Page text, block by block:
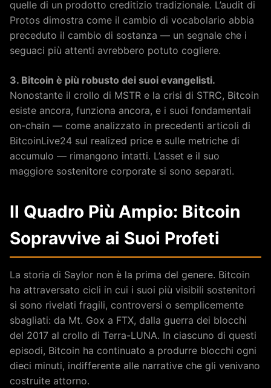
quelle di un prodotto creditizio tradizionale. L’audit di
Protos dimostra come il cambio di vocabolario abbia
preceduto il cambio di sostanza — un segnale che i
seguaci più attenti avrebbero potuto cogliere.
3. Bitcoin è più robusto dei suoi evangelisti.
Nonostante il crollo di MSTR e la crisi di STRC, Bitcoin
esiste ancora, funziona ancora, e i suoi fondamentali
on-chain — come analizzato in precedenti articoli di
BitcoinLive24 sul realized price e sulle metriche di
accumulo — rimangono intatti. L’asset e il suo
maggiore sostenitore corporate si sono separati.
Il Quadro Più Ampio: Bitcoin
Sopravvive ai Suoi Profeti
La storia di Saylor non è la prima del genere. Bitcoin
ha attraversato cicli in cui i suoi più visibili sostenitori
si sono rivelati fragili, controversi o semplicemente
sbagliati: da Mt. Gox a FTX, dalla guerra dei blocchi
del 2017 al crollo di Terra-LUNA. In ciascuno di questi
episodi, Bitcoin ha continuato a produrre blocchi ogni
dieci minuti, indifferente alle narrative che gli venivano
costruite attorno.